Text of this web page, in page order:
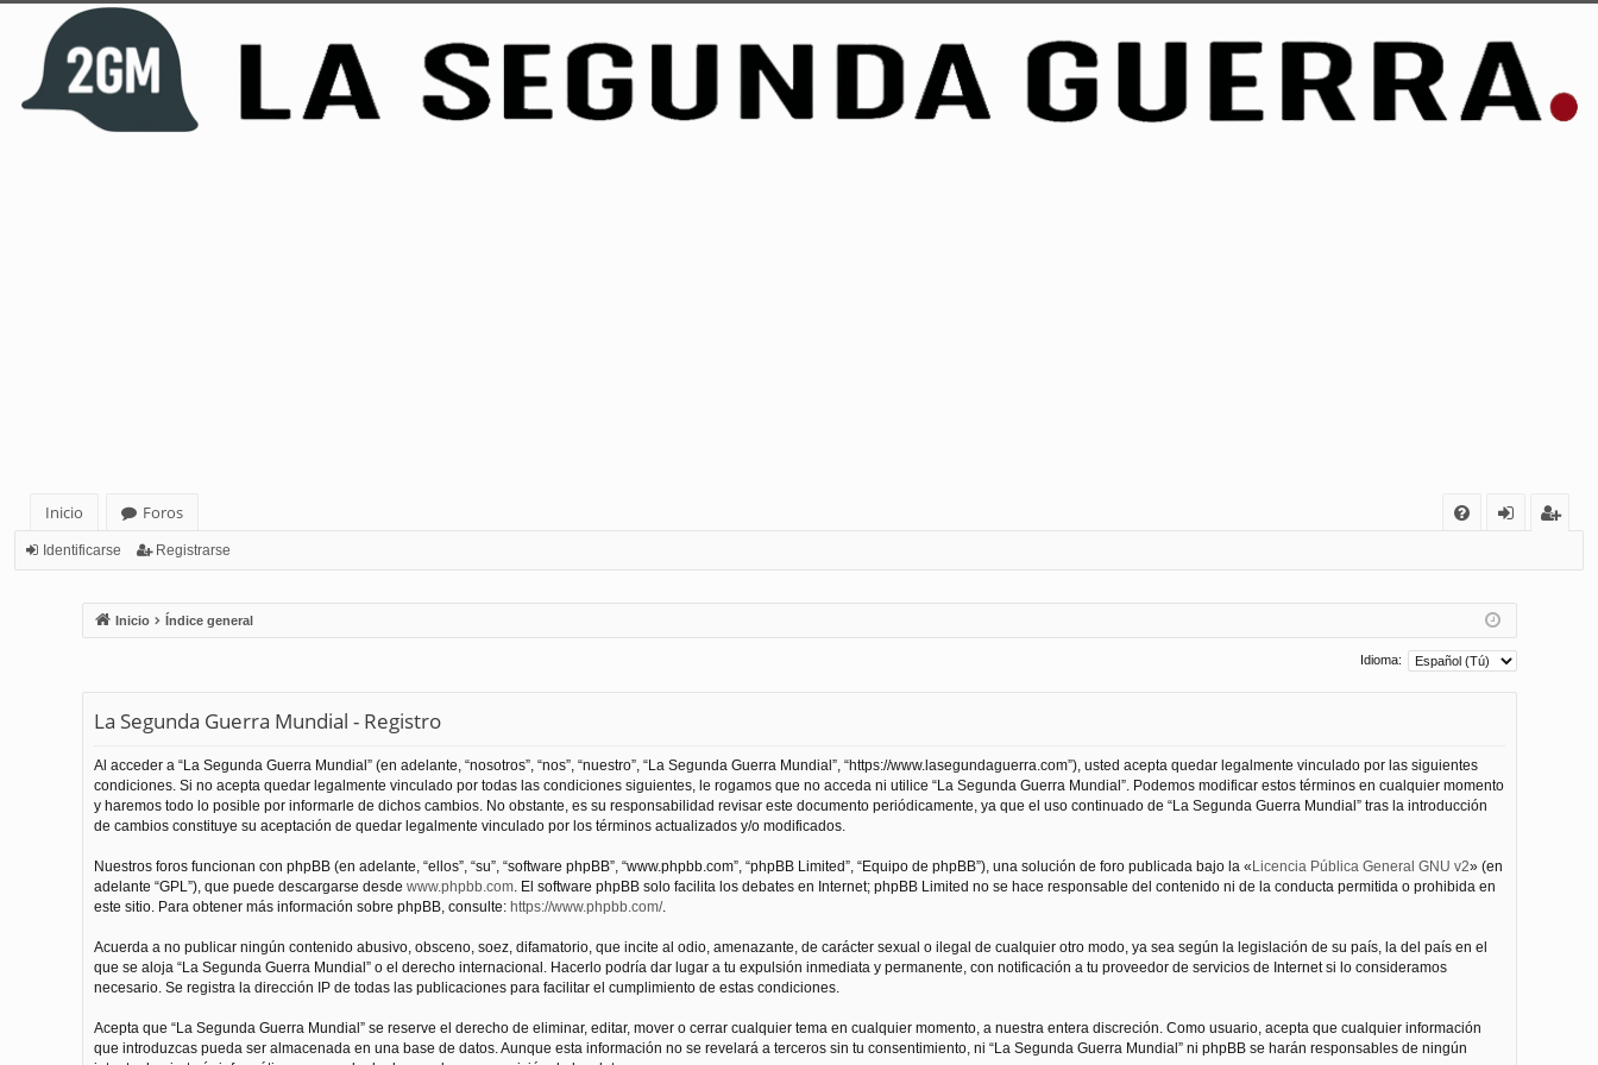
Inicio
Foros
ca
rs
Identificarse Registrarse
Inicio Índice general
Idioma:
La Segunda Guerra Mundial - Registro
Al acceder a “La Segunda Guerra Mundial” (en adelante, “nosotros”, “nos”, “nuestro”, “La Segunda Guerra Mundial”, “https://www.lasegundaguerra.com”), usted acepta quedar legalmente vinculado por las siguientes
condiciones. Si no acepta quedar legalmente vinculado por todas las condiciones siguientes, le rogamos que no acceda ni utilice “La Segunda Guerra Mundial”. Podemos modificar estos términos en cualquier momento
y haremos todo lo posible por informarle de dichos cambios. No obstante, es su responsabilidad revisar este documento periódicamente, ya que el uso continuado de “La Segunda Guerra Mundial” tras la introducción
de cambios constituye su aceptación de quedar legalmente vinculado por los términos actualizados y/o modificados.
Nuestros foros funcionan con phpBB (en adelante, “ellos”, “su”, “software phpBB”, “www.phpbb.com”, “phpBB Limited”, “Equipo de phpBB”), una solución de foro publicada bajo la « Licencia Pública General GNU v2» (en
adelante “GPL”), que puede descargarse desde www.phpbb.com. El software phpBB solo facilita los debates en Internet; phpBB Limited no se hace responsable del contenido ni de la conducta permitida o prohibida en
este sitio. Para obtener más información sobre phpBB, consulte: https://www.phpbb.com/.
Acuerda a no publicar ningún contenido abusivo, obsceno, soez, difamatorio, que incite al odio, amenazante, de carácter sexual o ilegal de cualquier otro modo, ya sea según la legislación de su país, la del país en el
que se aloja “La Segunda Guerra Mundial” o el derecho internacional. Hacerlo podría dar lugar a tu expulsión inmediata y permanente, con notificación a tu proveedor de servicios de Internet si lo consideramos
necesario. Se registra la dirección IP de todas las publicaciones para facilitar el cumplimiento de estas condiciones.
Acepta que “La Segunda Guerra Mundial” se reserve el derecho de eliminar, editar, mover o cerrar cualquier tema en cualquier momento, a nuestra entera discreción. Como usuario, acepta que cualquier información
que introduzcas pueda ser almacenada en una base de datos. Aunque esta información no se revelará a terceros sin tu consentimiento, ni “La Segunda Guerra Mundial” ni phpBB se harán responsables de ningún